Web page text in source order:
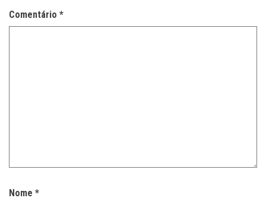
Comentário *
Nome *